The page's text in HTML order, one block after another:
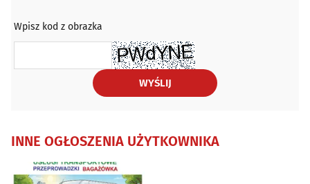
Wpisz kod z obrazka
WYŚLIJ
INNE OGŁOSZENIA UŻYTKOWNIKA